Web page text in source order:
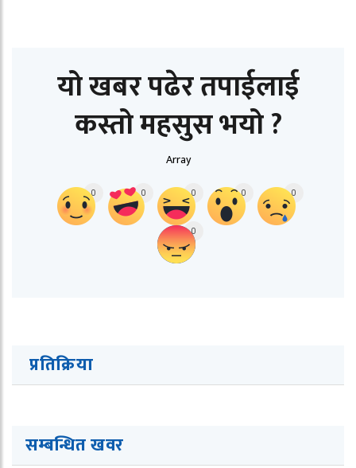
यो खबर पढेर तपाईलाई
कस्तो महसुस भयो ?
Array
0 0 0 0 0
0
प्रतिक्रिया
सम्बन्धित खवर